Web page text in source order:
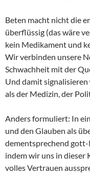
Beten macht nicht die
überflüssig (das wäre
kein Medikament und
Wir verbinden unsere
Schwachheit mit der
Und damit
als der Medizin, der
Anders formuliert: In
und den Glauben als
dementsprechend gott-
indem wir uns in dieser
volles Vertrauen